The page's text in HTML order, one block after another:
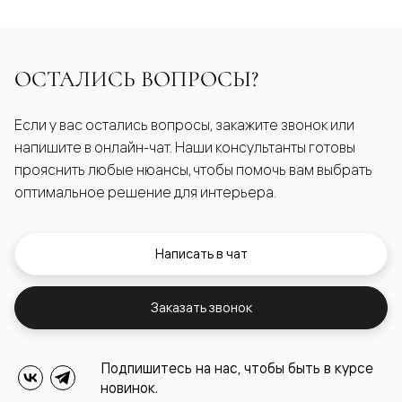
ОСТАЛИСЬ ВОПРОСЫ?
Если у вас остались вопросы, закажите звонок или
напишите в онлайн-чат. Наши консультанты готовы
прояснить любые нюансы, чтобы помочь вам выбрать
оптимальное решение для интерьера.
Написать в чат
Заказать звонок
Подпишитесь на нас, чтобы быть в курсе
новинок.